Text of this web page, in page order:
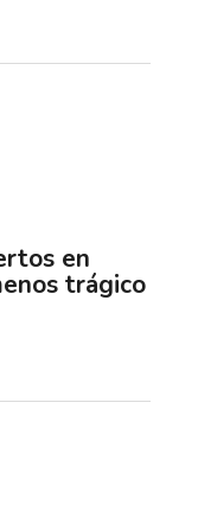
en
trágico